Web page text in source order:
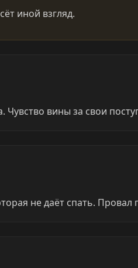
иной взгляд.
вины за свои
не даёт спать. Провал